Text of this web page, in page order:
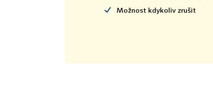
Možnost kdykoliv zrušit